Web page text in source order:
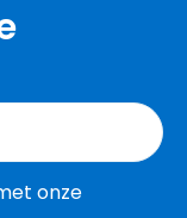
onze